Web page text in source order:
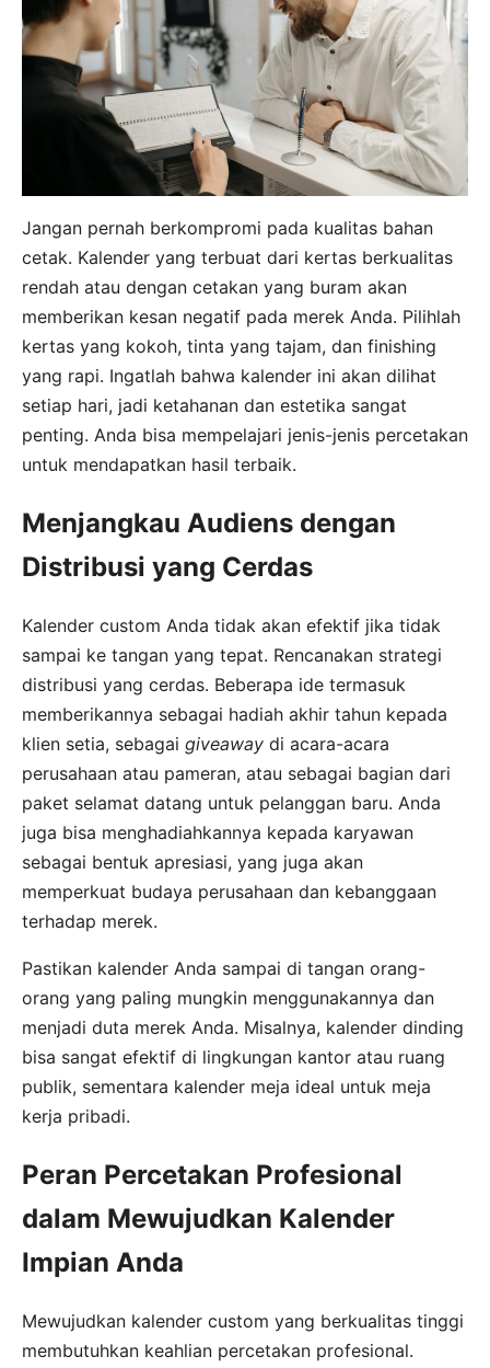
Jangan pernah berkompromi pada kualitas bahan
cetak. Kalender yang terbuat dari kertas berkualitas
rendah atau dengan cetakan yang buram akan
memberikan kesan negatif pada merek Anda. Pilihlah
kertas yang kokoh, tinta yang tajam, dan finishing
yang rapi. Ingatlah bahwa kalender ini akan dilihat
setiap hari, jadi ketahanan dan estetika sangat
penting. Anda bisa mempelajari jenis-jenis percetakan
untuk mendapatkan hasil terbaik.
Menjangkau Audiens dengan
Distribusi yang Cerdas
Kalender custom Anda tidak akan efektif jika tidak
sampai ke tangan yang tepat. Rencanakan strategi
distribusi yang cerdas. Beberapa ide termasuk
memberikannya sebagai hadiah akhir tahun kepada
klien setia, sebagai giveaway di acara-acara
perusahaan atau pameran, atau sebagai bagian dari
paket selamat datang untuk pelanggan baru. Anda
juga bisa menghadiahkannya kepada karyawan
sebagai bentuk apresiasi, yang juga akan
memperkuat budaya perusahaan dan kebanggaan
terhadap merek.
Pastikan kalender Anda sampai di tangan orang-
orang yang paling mungkin menggunakannya dan
menjadi duta merek Anda. Misalnya, kalender dinding
bisa sangat efektif di lingkungan kantor atau ruang
publik, sementara kalender meja ideal untuk meja
kerja pribadi.
Peran Percetakan Profesional
dalam Mewujudkan Kalender
Impian Anda
Mewujudkan kalender custom yang berkualitas tinggi
membutuhkan keahlian percetakan profesional.